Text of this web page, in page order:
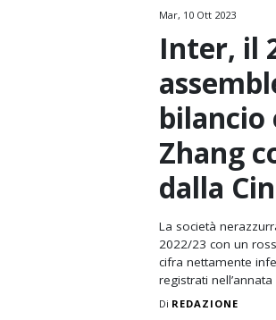
Governance
Media
Stadi
Marketing
Sport e
SportNEXT
Business
Scommesse
Mar, 10 Ott 2023
Inter, il
bilancio
Zhang
dalla
La società
2022/23 con un
cifra nettamente
registrati
Di REDAZIONE